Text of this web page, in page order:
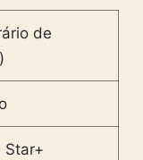
de
Star+